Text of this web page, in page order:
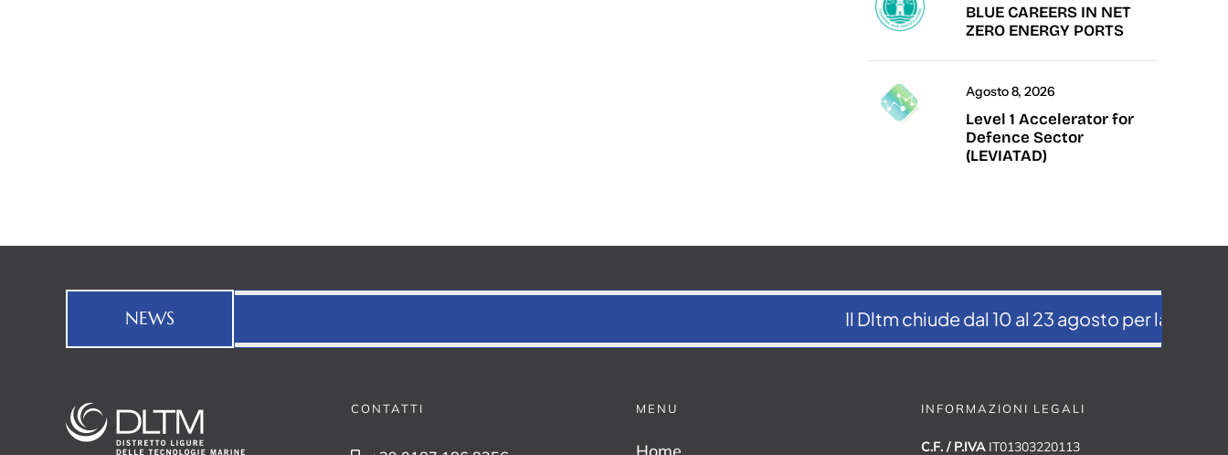
BLUE CAREERS IN NET
ZERO ENERGY PORTS
Agosto 8, 2026
Level 1 Accelerator for
Defence Sector
(LEVIATAD)
NEWS Il Dltm chiude dal 10 al 23 agosto per la pausa
CONTATTI MENU INFORMAZIONI LEGALI
C.F. / P.IVA IT01303220113